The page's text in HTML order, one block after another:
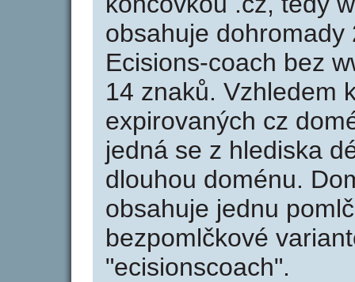
obsahuje
Ecisions-coach bez
14 znaků. Vzhledem
expirovaných cz
jedná se z hlediska
dlouhou doménu.
obsahuje jednu
bezpomlčkové
"ecisionscoach".